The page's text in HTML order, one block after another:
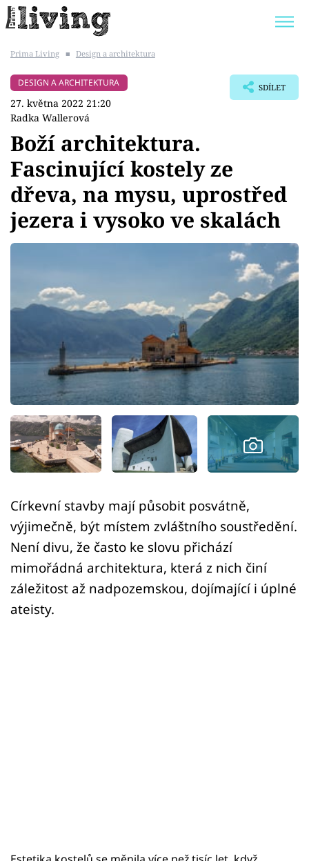
BYDLENÍ SLAVNÝCH
ZAHRADA
Témata
Bydlení
Zahrada
Sledujte prima+
Přihlášení
Sledujte nás
Prima Living ■ Design a architektura
DESIGN A ARCHITEKTURA
27. května 2022 21:20
Radka Wallerová
SDÍLET
Boží architektura.
Fascinující kostely ze
dřeva, na mysu, uprostřed
jezera i vysoko ve skalách
Církevní stavby mají působit posvátně,
výjimečně, být místem zvláštního soustředění.
Není divu, že často ke slovu přichází
mimořádná architektura, která z nich činí
záležitost až nadpozemskou, dojímající i úplné
ateisty.